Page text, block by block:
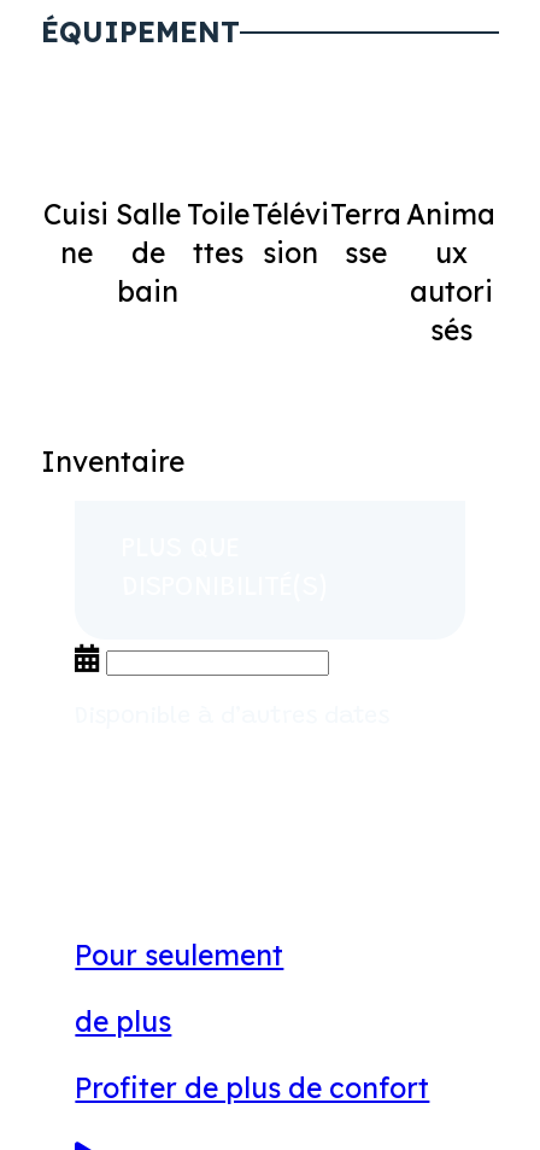
ÉQUIPEMENT
Cuisi
ne
Salle
de
bain
Toile
ttes
Télévi
sion
Terra
sse
Anima
ux
autori
sés
Inventaire
Pour seulement
de plus
Profiter de plus de confort